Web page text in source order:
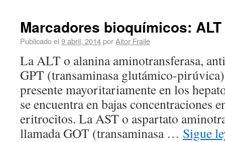
Marcadores bioquímicos: ALT
Publicado el 9 abril, 2014porAitor Fraile
La ALT o alanina aminotransferasa,
GPT (transaminasa glutámico-
presente mayoritariamente en los
se encuentra en bajas concentraciones
eritrocitos. La AST o aspartato
llamada GOT (transaminasa … Sigue